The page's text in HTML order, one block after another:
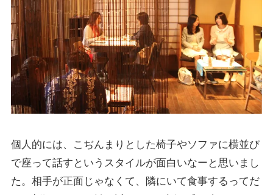
個人的には、こぢんまりとした椅子やソファに横並び
で座って話すというスタイルが面白いなーと思いまし
た。相手が正面じゃなくて、隣にいて食事するってだ